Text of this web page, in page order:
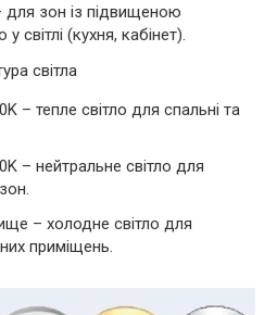
зон із підвищеною
світлі (кухня, кабінет).
світла
– тепле світло для спальні та
– нейтральне світло для
– холодне світло для
приміщень.